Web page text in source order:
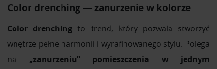
Color drenching — zanurzenie w kolorze
Color drenching to trend, który pozwala stworzyć
wnętrze pełne harmonii i wyrafinowanego stylu. Polega
na „zanurzeniu” pomieszczenia w jednym